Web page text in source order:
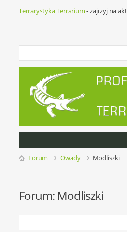
Terrarystyka Terrarium - zajrzyj na
Forum Owady Modliszki
Forum: Modliszki